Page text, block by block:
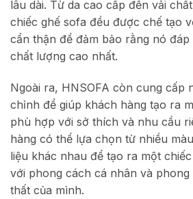
lâu dài. Từ da cao cấp đến vải
chiếc ghế sofa đều được chế tạo
cẩn thận để đảm bảo rằng nó
chất lượng cao nhất.
Ngoài ra, HNSOFA còn cung cấp
chỉnh để giúp khách hàng tạo ra
phù hợp với sở thích và nhu cầu
hàng có thể lựa chọn từ nhiều
liệu khác nhau để tạo ra một
với phong cách cá nhân và
thất của mình.